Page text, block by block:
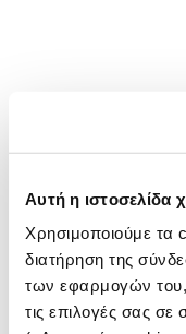
Αυτή η ιστοσελίδα
Χρησιμοποιούμε τα
διατήρηση της
των εφαρμογών
τις επιλογές σας